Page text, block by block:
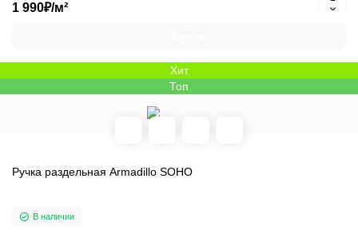
1 990₽/м²
Хит
Топ
Ручка раздельная Armadillo SOHO
В наличии